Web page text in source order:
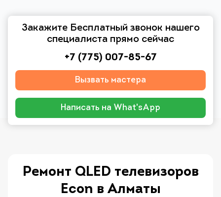
Закажите Бесплатный звонок нашего
специалиста прямо сейчас
+7 (775) 007-85-67
Вызвать мастера
Написать на What'sApp
Ремонт QLED телевизоров
Econ в Алматы